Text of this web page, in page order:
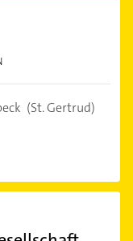
(St. Gertrud)